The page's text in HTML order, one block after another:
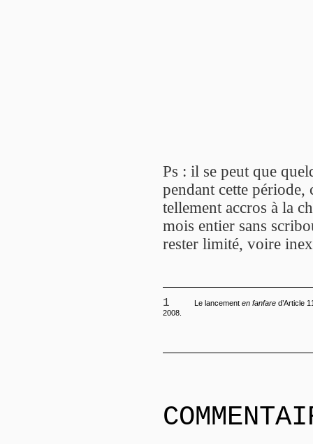
Ps : il se peut que
pendant cette période,
tellement accros à la
mois entier sans
rester limité, voire
1 Le lancement en fanfare d’Article
2008.